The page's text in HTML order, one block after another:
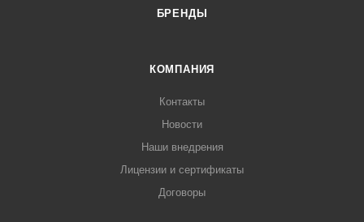
БРЕНДЫ
КОМПАНИЯ
Контакты
Новости
Наши внедрения
Лицензии и сертификаты
Договоры